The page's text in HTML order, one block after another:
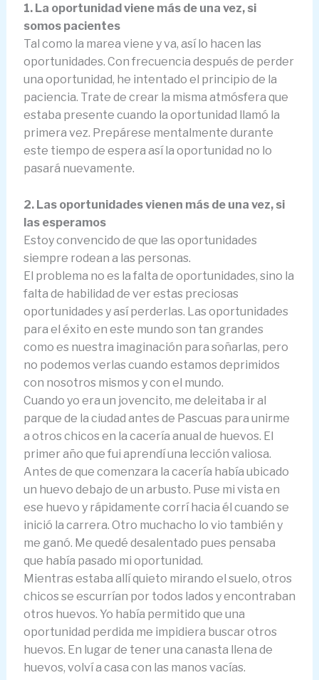
1. La oportunidad viene más de una vez, si
somos pacientes
Tal como la marea viene y va, así lo hacen las
oportunidades. Con frecuencia después de perder
una oportunidad, he intentado el principio de la
paciencia. Trate de crear la misma atmósfera que
estaba presente cuando la oportunidad llamó la
primera vez. Prepárese mentalmente durante
este tiempo de espera así la oportunidad no lo
pasará nuevamente.
2. Las oportunidades vienen más de una vez, si
las esperamos
Estoy convencido de que las oportunidades
siempre rodean a las personas.
El problema no es la falta de oportunidades, sino la
falta de habilidad de ver estas preciosas
oportunidades y así perderlas. Las oportunidades
para el éxito en este mundo son tan grandes
como es nuestra imaginación para soñarlas, pero
no podemos verlas cuando estamos deprimidos
con nosotros mismos y con el mundo.
Cuando yo era un jovencito, me deleitaba ir al
parque de la ciudad antes de Pascuas para unirme
a otros chicos en la cacería anual de huevos. El
primer año que fui aprendí una lección valiosa.
Antes de que comenzara la cacería había ubicado
un huevo debajo de un arbusto. Puse mi vista en
ese huevo y rápidamente corrí hacia él cuando se
inició la carrera. Otro muchacho lo vio también y
me ganó. Me quedé desalentado pues pensaba
que había pasado mi oportunidad.
Mientras estaba allí quieto mirando el suelo, otros
chicos se escurrían por todos lados y encontraban
otros huevos. Yo había permitido que una
oportunidad perdida me impidiera buscar otros
huevos. En lugar de tener una canasta llena de
huevos, volví a casa con las manos vacías.